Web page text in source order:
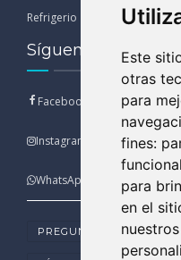
Este
otras
para
fines:
para
en el
Refrigerio
Síguenos en
Facebook
Instagram
WhatsApp
PREGUNTAS